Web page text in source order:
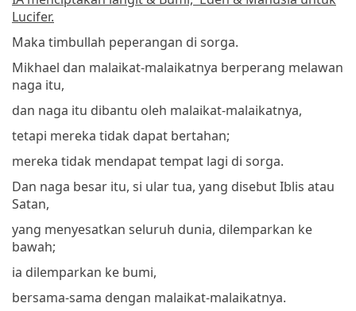
Lucifer.
Maka timbullah peperangan di sorga.
Mikhael dan malaikat-malaikatnya berperang melawan
naga itu,
dan naga itu dibantu oleh malaikat-malaikatnya,
tetapi mereka tidak dapat bertahan;
mereka tidak mendapat tempat lagi di sorga.
Dan naga besar itu, si ular tua, yang disebut Iblis atau
Satan,
yang menyesatkan seluruh dunia, dilemparkan ke
bawah;
ia dilemparkan ke bumi,
bersama-sama dengan malaikat-malaikatnya.